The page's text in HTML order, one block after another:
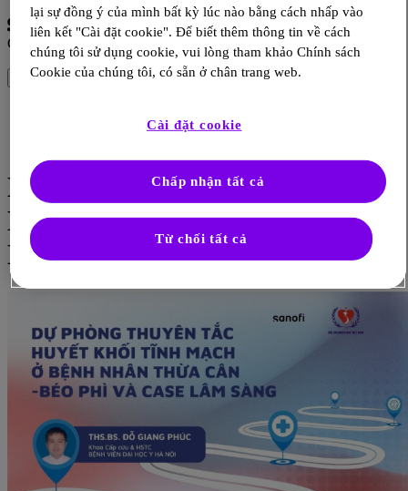
Campus
Source: Campus Sanofi
Dự Phòng TTHKTM Trên
Bệnh Nhân Quá Cân Và Case
Lâm Sàng
lại sự đồng ý của mình bất kỳ lúc nào bằng cách nhấp vào
liên kết "Cài đặt cookie". Để biết thêm thông tin về cách
chúng tôi sử dụng cookie, vui lòng tham khảo Chính sách
Cookie của chúng tôi, có sẵn ở chân trang web.
Cài đặt cookie
Từ chối tất cả
Chấp nhận tất cả